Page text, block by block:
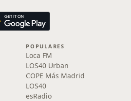
POPULARES
Loca FM
LOS40 Urban
COPE Más Madrid
LOS40
esRadio